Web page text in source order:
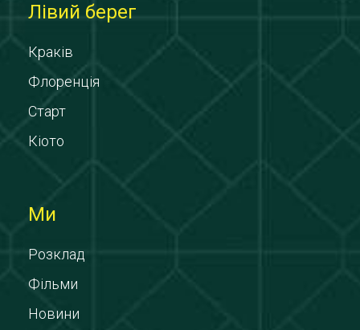
Лівий берег
Краків
Флоренція
Старт
Кіото
Ми
Розклад
Фільми
Новини